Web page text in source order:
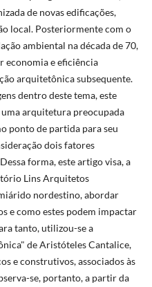
de novas edificações,
local. Posteriormente com o
ambiental na década de 70,
economia e eficiência
arquitetônica subsequente.
dentro deste tema, este
arquitetura preocupada
ponto de partida para seu
dois fatores
forma, este artigo visa, a
Lins Arquitetos
nordestino, abordar
e como estes podem impactar
tanto, utilizou-se a
de Aristóteles Cantalice,
e construtivos, associados às
se, portanto, a partir da